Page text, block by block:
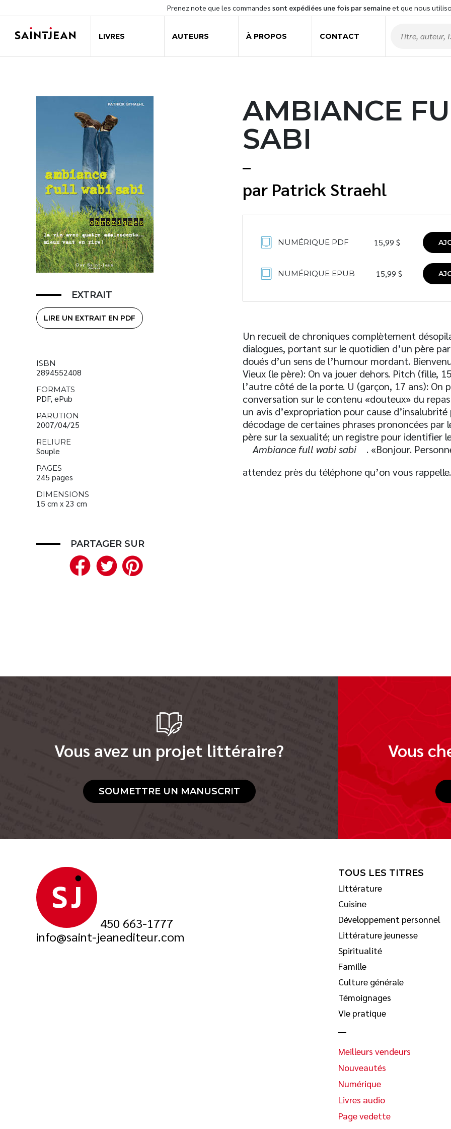
Prenez note que les commandes sont expédiées une fois par semaineet que nous
LIVRES AUTEURS À PROPOS CONTACT
AMBIANCE
SABI
Patrick Straehl
NUMÉRIQUE PDF 15,99 $
NUMÉRIQUE EPUB 15,99 $
Un recueil de chroniques complètement
dialogues, portant sur le quotidien d’un père
doués d’un sens de l’humour mordant.
Vieux (le père): On va jouer dehors. Pitch (fille,
l’autre côté de la porte. U (garçon, 17 ans): On
conversation sur le contenu «douteux» du
un avis d’expropriation pour cause
décodage de certaines phrases prononcées par
père sur la sexualité; un registre pour identifier
Ambiance full wabi sabi
. «Bonjour.
attendez près du téléphone qu’on vous
EXTRAIT
LIRE UN EXTRAIT EN PDF
ISBN
2894552408
FORMATS
PDF, ePub
PARUTION
2007/04/25
RELIURE
Souple
PAGES
245 pages
DIMENSIONS
15 cm x 23 cm
PARTAGER SUR
Facebook
Twitter
Vous avez un projet littéraire?
SOUMETTRE UN MANUSCRIT
Vous
450 663-1777
info@saint-jeanediteur.com
TOUS LES TITRES
Littérature
Cuisine
Développement personnel
Littérature jeunesse
Spiritualité
Famille
Culture générale
Témoignages
Vie pratique
Meilleurs vendeurs
Nouveautés
Numérique
Livres audio
Page vedette